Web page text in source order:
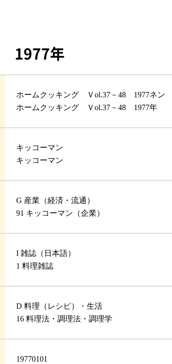
1977年
ホームクッキング Ｖol.37－48 1977ネン
ホームクッキング Ｖol.37－48 1977年
キッコーマン
キッコーマン
G 産業（経済・流通）
91 キッコーマン（企業）
I 雑誌（日本語）
1 料理雑誌
D 料理（レシピ）・生活
16 料理法・調理法・調理学
19770101